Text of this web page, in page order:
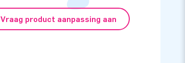
Vraag product aanpassing aan